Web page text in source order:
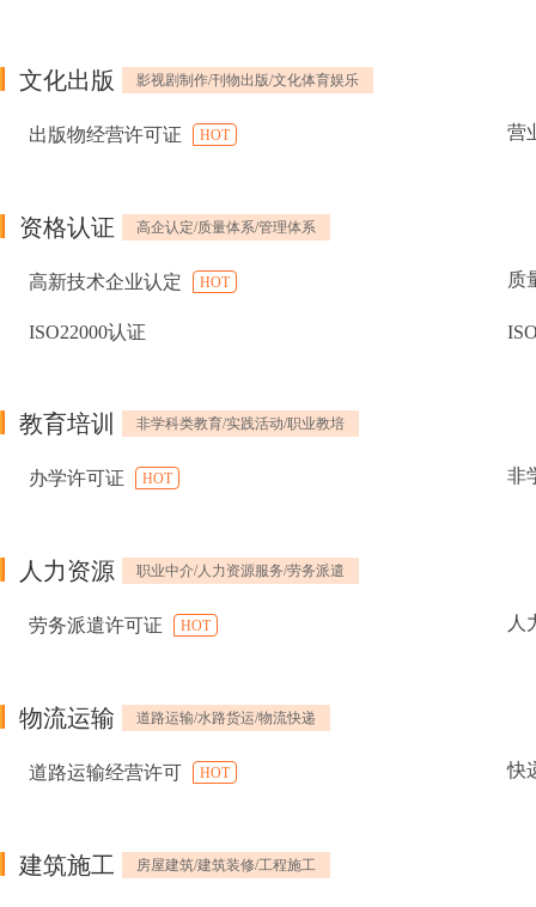
文化出版 影视剧制作/刊物出版/文化体育娱乐
出版物经营许可证 HOT 营
资格认证 高企认定/质量体系/管理体系
高新技术企业认定 HOT 质
ISO22000认证
教育培训 非学科类教育/实践活动/职业教培
办学许可证 HOT 非
人力资源 职业中介/人力资源服务/劳务派遣
劳务派遣许可证 HOT 人
物流运输 道路运输/水路货运/物流快递
道路运输经营许可 HOT 快
建筑施工 房屋建筑/建筑装修/工程施工